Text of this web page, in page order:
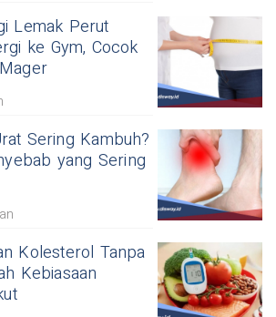
Lemak Perut
ke Gym, Cocok
Sering Kambuh?
yang Sering
Kolesterol Tanpa
Kebiasaan